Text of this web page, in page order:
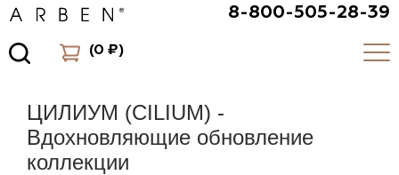
8-800-505-28-39
(0 ₽)
ЦИЛИУМ (CILIUM) -
Вдохновляющие обновление
коллекции